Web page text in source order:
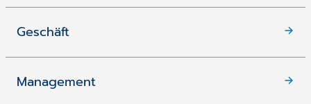
Geschäft
Management